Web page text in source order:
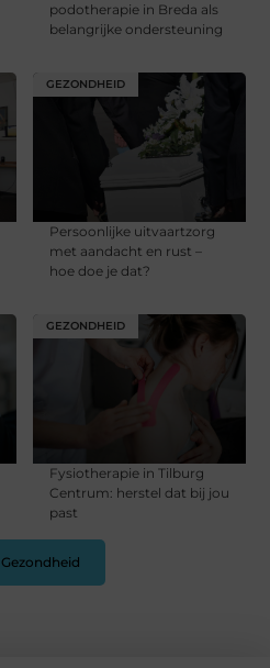
podotherapie in Breda als
belangrijke ondersteuning
GEZONDHEID
Persoonlijke uitvaartzorg
met aandacht en rust –
hoe doe je dat?
GEZONDHEID
Fysiotherapie in Tilburg
Centrum: herstel dat bij jou
past
Gezondheid